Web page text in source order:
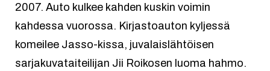
2007. Auto kulkee kahden kuskin voimin
kahdessa vuorossa. Kirjastoauton kyljessä
komeilee Jasso-kissa, juvalaislähtöisen
sarjakuvataiteilijan Jii Roikosen luoma hahmo.